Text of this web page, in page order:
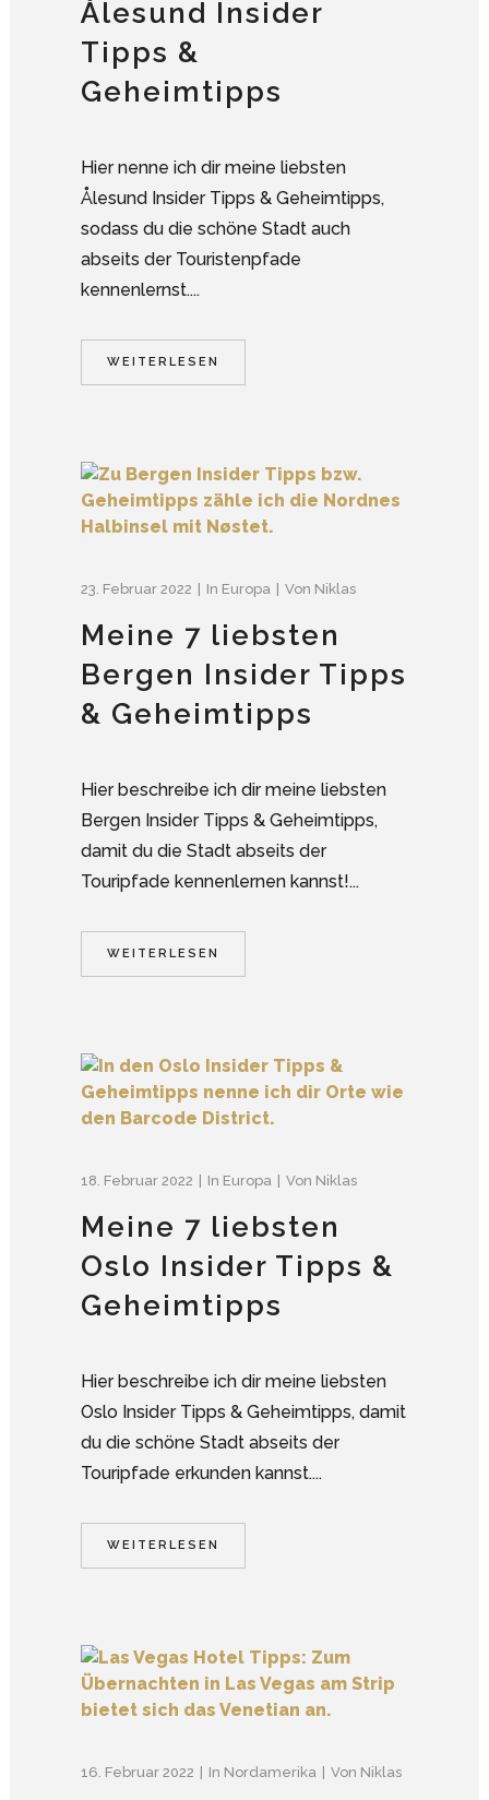
Ålesund Insider
Tipps &
Geheimtipps
Hier nenne ich dir meine liebsten
Ålesund Insider Tipps & Geheimtipps,
sodass du die schöne Stadt auch
abseits der Touristenpfade
kennenlernst....
WEITERLESEN
23. Februar 2022 In Europa Von Niklas
Meine 7 liebsten
Bergen Insider Tipps
& Geheimtipps
Hier beschreibe ich dir meine liebsten
Bergen Insider Tipps & Geheimtipps,
damit du die Stadt abseits der
Touripfade kennenlernen kannst!...
WEITERLESEN
18. Februar 2022 In Europa Von Niklas
Meine 7 liebsten
Oslo Insider Tipps &
Geheimtipps
Hier beschreibe ich dir meine liebsten
Oslo Insider Tipps & Geheimtipps, damit
du die schöne Stadt abseits der
Touripfade erkunden kannst....
WEITERLESEN
16. Februar 2022 In Nordamerika Von Niklas